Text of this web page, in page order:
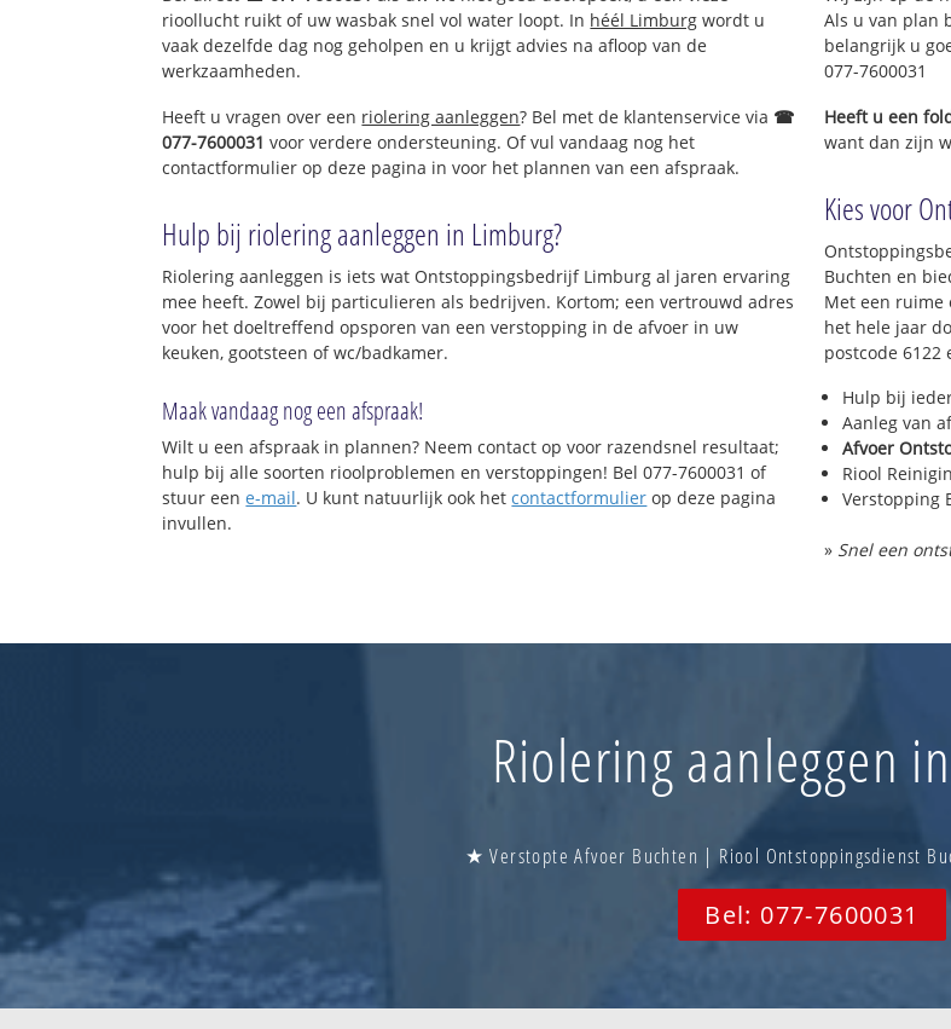
rioollucht ruikt of uw wasbak snel vol water loopt. In héél Limburg wordt u
vaak dezelfde dag nog geholpen en u krijgt advies na afloop van de
werkzaamheden.
Heeft u vragen over een riolering aanleggen? Bel met de klantenservice via ☎
077-7600031 voor verdere ondersteuning. Of vul vandaag nog het
contactformulier op deze pagina in voor het plannen van een afspraak.
Hulp bij riolering aanleggen in Limburg?
Riolering aanleggen is iets wat Ontstoppingsbedrijf Limburg al jaren ervaring
mee heeft. Zowel bij particulieren als bedrijven. Kortom; een vertrouwd adres
voor het doeltreffend opsporen van een verstopping in de afvoer in uw
keuken, gootsteen of wc/badkamer.
Maak vandaag nog een afspraak!
Wilt u een afspraak in plannen? Neem contact op voor razendsnel resultaat;
hulp bij alle soorten rioolproblemen en verstoppingen! Bel 077-7600031 of
stuur eene-mail. U kunt natuurlijk ook hetcontactformulier op deze pagina
invullen.
Als u van plan
belangrijk u
077-7600031
Heeft u een
want dan zijn
Kies voor
Buchten en
Met een ruime
het hele jaar
postcode 6122
Hulp bij
Aanleg van
Afvoer
Riool
Verstopping
» Snel een
Riolering aanleggen
★ Verstopte Afvoer Buchten | Riool Ontstoppingsdienst
Bel: 077-7600031